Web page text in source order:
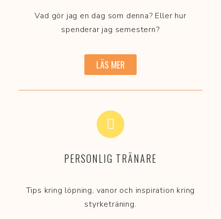
Vad gör jag en dag som denna? Eller hur
spenderar jag semestern?
LÄS MER
PERSONLIG TRÄNARE
Tips kring löpning, vanor och inspiration kring
styrketräning.